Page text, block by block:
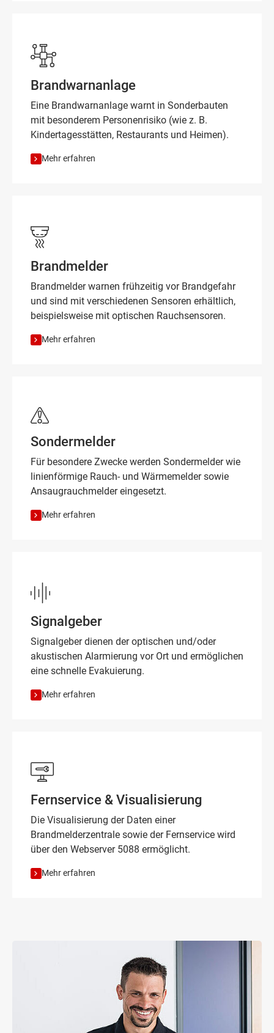
Brandwarnanlage
Eine Brandwarnanlage warnt in Sonderbauten
mit besonderem Personenrisiko (wie z. B.
Kindertagesstätten, Restaurants und Heimen).
Mehr erfahren
Brandmelder
Brandmelder warnen frühzeitig vor Brandgefahr
und sind mit verschiedenen Sensoren erhältlich,
beispielsweise mit optischen Rauchsensoren.
Mehr erfahren
Sondermelder
Für besondere Zwecke werden Sondermelder wie
linienförmige Rauch- und Wärmemelder sowie
Ansaugrauchmelder eingesetzt.
Mehr erfahren
Signalgeber
Signalgeber dienen der optischen und/oder
akustischen Alarmierung vor Ort und ermöglichen
eine schnelle Evakuierung.
Mehr erfahren
Fernservice & Visualisierung
Die Visualisierung der Daten einer
Brandmelderzentrale sowie der Fernservice wird
über den Webserver 5088 ermöglicht.
Mehr erfahren